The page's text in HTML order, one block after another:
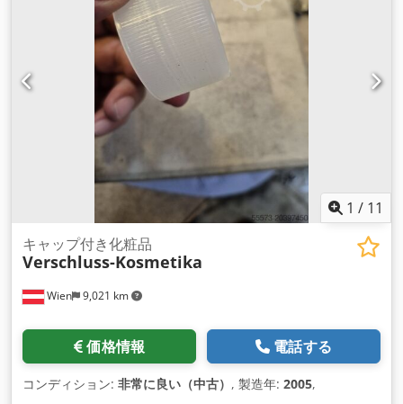
1 / 11
Wien 9,021 km
キャップ付き化粧品
Verschluss-Kosmetika
価格情報 電話する
コンディション: 非常に良い（中古） , 製造年: 2005,